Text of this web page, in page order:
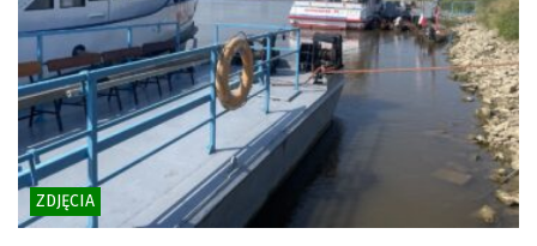
ZDJĘCIA